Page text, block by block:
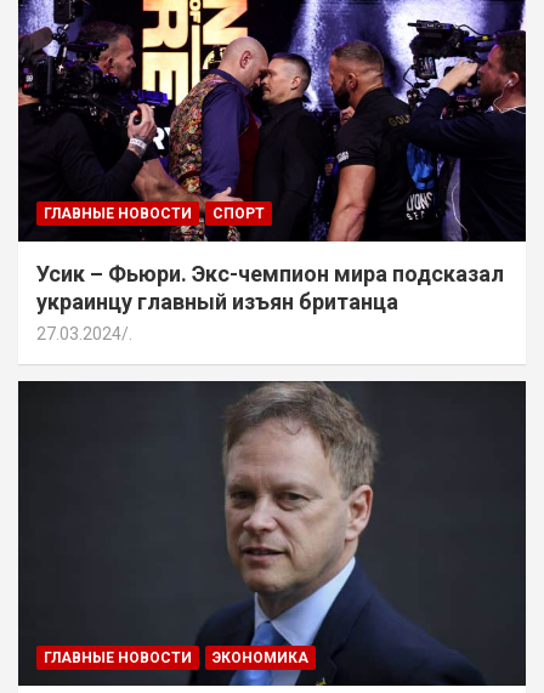
ГЛАВНЫЕ НОВОСТИ СПОРТ
Усик – Фьюри. Экс-чемпион мира подсказал
украинцу главный изъян британца
27.03.2024 .
ГЛАВНЫЕ НОВОСТИ ЭКОНОМИКА